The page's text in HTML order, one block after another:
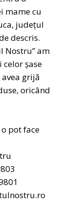
mame cu
județul
descris.
Nostru” am
șase
grijă
oricând
pot face